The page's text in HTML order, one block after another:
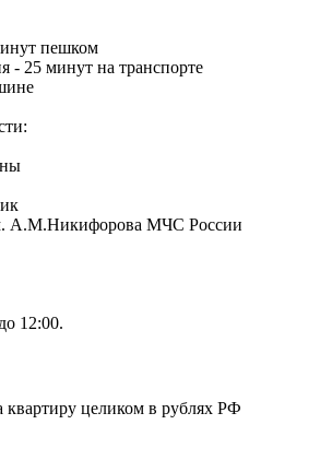
пешком
- 25 минут на транспорте
МЧС России
12:00.
квартиру целиком в рублях РФ